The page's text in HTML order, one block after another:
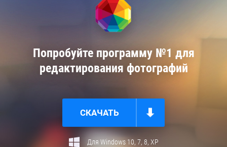
Попробуйте программу №1 для
редактирования фотографий
СКАЧАТЬ
Для Windows 10, 7, 8, ХР